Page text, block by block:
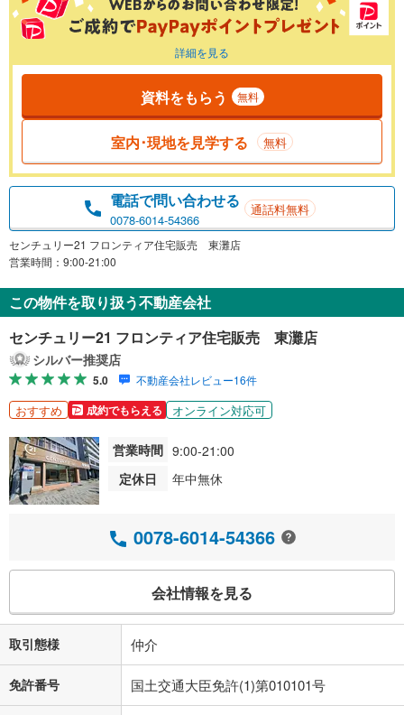
詳細を見る
資料をもらう 無料
室内･現地を見学する 無料
電話で問い合わせる
0078-6014-54366
通話料無料
センチュリー21 フロンティア住宅販売 東灘店
営業時間：9:00-21:00
この物件を取り扱う不動産会社
センチュリー21 フロンティア住宅販売 東灘店
シルバー推奨店
5.0 不動産会社レビュー16件
おすすめ 成約でもらえる オンライン対応可
営業時間 9:00-21:00
定休日
年中無休
0078-6014-54366
会社情報を見る
取引態様 仲介
免許番号 国土交通大臣免許(1)第010101号